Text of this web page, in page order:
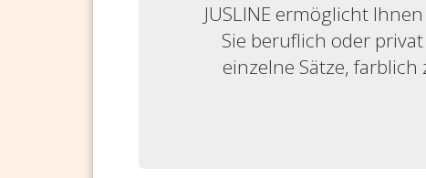
JUSLINE ermöglicht
Sie beruflich oder
einzelne Sätze,